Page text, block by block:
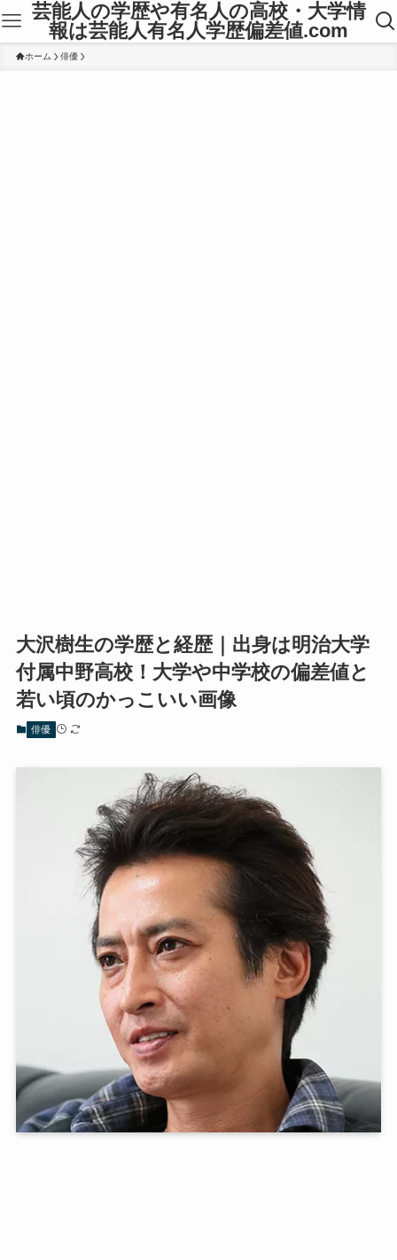
芸能人の学歴や有名人の高校・大学情
報は芸能人有名人学歴偏差値.com
ホーム 俳優
大沢樹生の学歴と経歴｜出身は明治大学
付属中野高校！大学や中学校の偏差値と
若い頃のかっこいい画像
俳優